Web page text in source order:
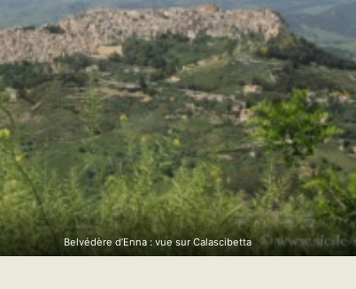
Belvédère d’Enna : vue sur Calascibetta